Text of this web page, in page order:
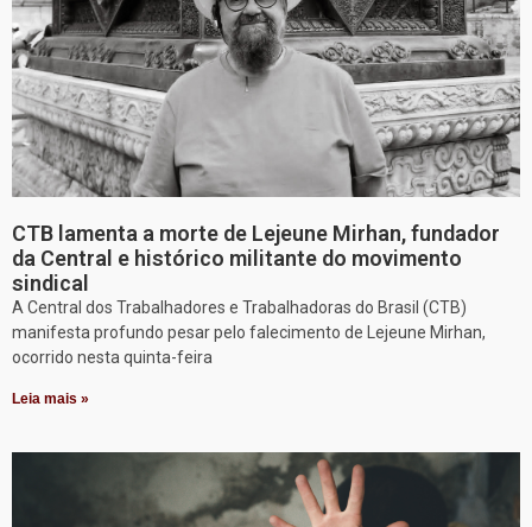
CTB lamenta a morte de Lejeune Mirhan, fundador
da Central e histórico militante do movimento
sindical
A Central dos Trabalhadores e Trabalhadoras do Brasil (CTB)
manifesta profundo pesar pelo falecimento de Lejeune Mirhan,
ocorrido nesta quinta-feira
Leia mais »